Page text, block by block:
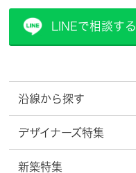
LINEで相談する
沿線から探す
デザイナーズ特集
新築特集